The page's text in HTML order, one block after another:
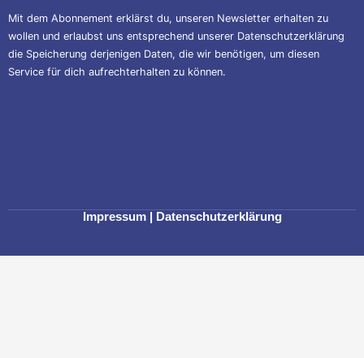
Mit dem Abonnement erklärst du, unseren Newsletter erhalten zu
wollen und erlaubst uns entsprechend unserer Datenschutzerklärung
die Speicherung derjenigen Daten, die wir benötigen, um diesen
Service für dich aufrechterhalten zu können.
Impressum| Datenschutzerklärung